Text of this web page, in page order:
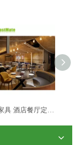
佛山家具 酒店餐厅定制餐桌椅